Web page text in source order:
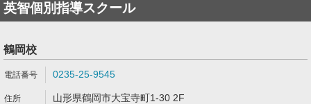
英智個別指導スクール
鶴岡校
0235-25-9545
山形県鶴岡市大宝寺町1-30 2F